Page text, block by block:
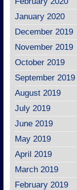
January 2020
December 2019
November 2019
October 2019
September 2019
August 2019
July 2019
June 2019
May 2019
April 2019
March 2019
February 2019